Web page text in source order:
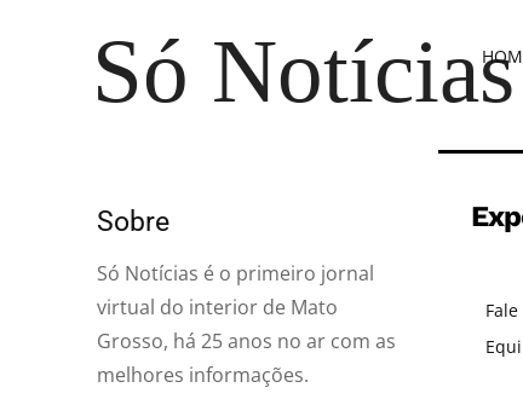
Só Notícias
Sobre
Só Notícias é o primeiro jornal
virtual do interior de Mato
Grosso, há 25 anos no ar com as
melhores informações.